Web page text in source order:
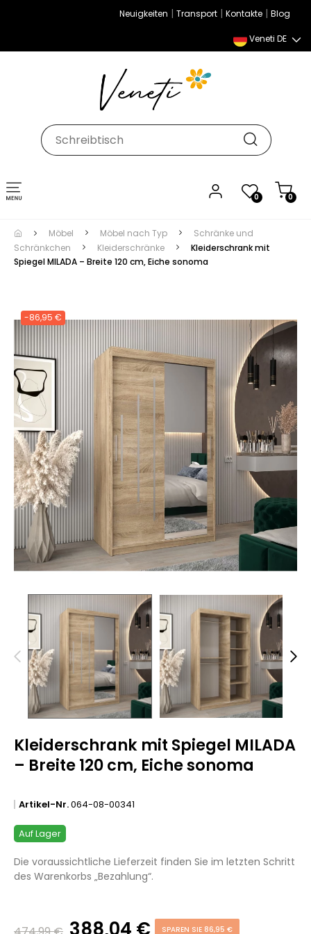
Neuigkeiten | Transport | Kontakte | Blog
Veneti DE
0 0
Umschalten
der
Navigation
Möbel Möbel nach Typ
Schränke und
Schränkchen
Kleiderschränke
Kleiderschrank mit
Spiegel MILADA – Breite 120 cm, Eiche sonoma
-86,95 €
Kleiderschrank mit Spiegel MILADA
– Breite 120 cm, Eiche sonoma
Artikel-Nr.064-08-00341
Auf Lager
Die voraussichtliche Lieferzeit finden Sie im letzten Schritt
des Warenkorbs „Bezahlung“.
SPAREN SIE 86,95 €